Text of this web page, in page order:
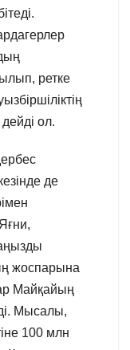
ретке
ол.
де
жоспарына
Майқайың
Мысалы,
100 млн